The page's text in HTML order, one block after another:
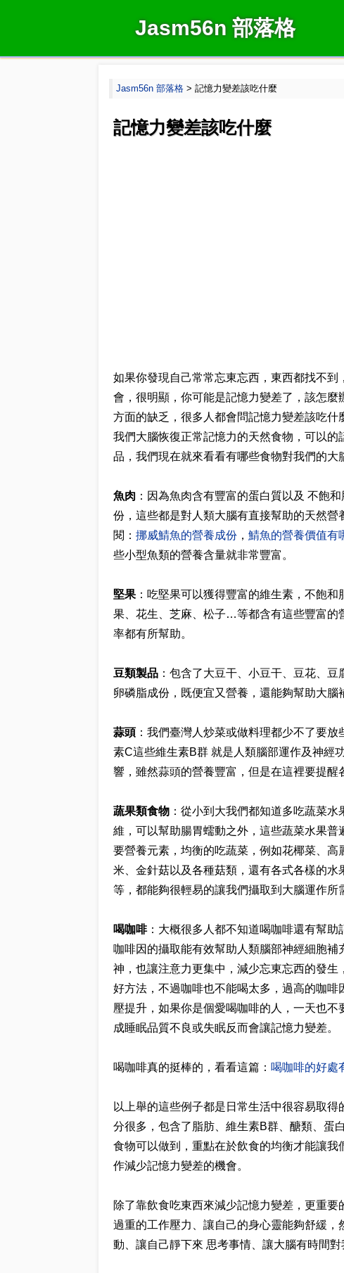
Jasm56n 部落格
Jasm56n 部落格> 記憶力變差該吃什麼
記憶力變差該吃什麼
如果你發現自己常常忘東忘西，東西都找不
會，很明顯，你可能是記憶力變差了，該怎
方面的缺乏，很多人都會問記憶力變差該吃
我們大腦恢復正常記憶力的天然食物，可以
品，我們現在就來看看有哪些食物對我們的大
魚肉 ：因為魚肉含有豐富的蛋白質以及 不飽
份，這些都是對人類大腦有直接幫助的天然
閱： 挪威鯖魚的營養成份， 鯖魚的營養價值有
些小型魚類的營養含量就非常豐富。
堅果：吃堅果可以獲得豐富的維生素，不飽
果、花生、芝麻、松子…等都含有這些豐富的
率都有所幫助。
豆類製品：包含了大豆干、小豆干、豆花、豆
卵磷脂成份，既便宜又營養，還能夠幫助大腦
蒜頭：我們臺灣人炒菜或做料理都少不了要
素C這些維生素B群 就是人類腦部運作及神經
響，雖然蒜頭的營養豐富，但是在這裡要提醒
蔬果類食物：從小到大我們都知道多吃蔬菜水
維，可以幫助腸胃蠕動之外，這些蔬菜水果
要營養元素，均衡的吃蔬菜，例如花椰菜、
米、金針菇以及各種菇類，還有各式各樣的
等，都能夠很輕易的讓我們攝取到大腦運作所
喝咖啡：大概很多人都不知道喝咖啡還有幫助
咖啡因的攝取能有效幫助人類腦部神經細胞
神，也讓注意力更集中，減少忘東忘西的發
好方法，不過咖啡也不能喝太多，過高的咖
壓提升，如果你是個愛喝咖啡的人，一天也
成睡眠品質不良或失眠反而會讓記憶力變差。
喝咖啡真的挺棒的，看看這篇： 喝咖啡的好處
以上舉的這些例子都是日常生活中很容易取
分很多，包含了脂肪、維生素B群、醣類、蛋
食物可以做到，重點在於飲食的均衡才能讓
作減少記憶力變差的機會。
除了靠飲食吃東西來減少記憶力變差，更重
過重的工作壓力、讓自己的身心靈能夠舒緩
動、讓自己靜下來 思考事情、讓大腦有時間